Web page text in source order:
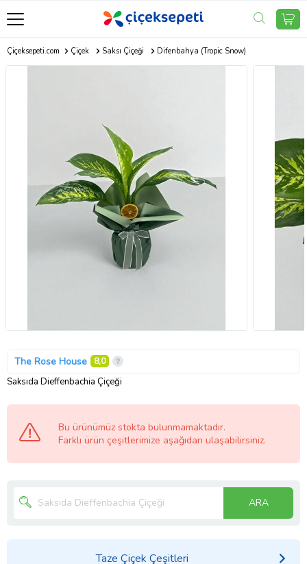
Çiçeksepeti.com Çiçek Saksı Çiçeği Difenbahya (Tropic Snow)
The Rose House 8,0
Saksıda Dieffenbachia Çiçeği
Bu ürünümüz stokta bulunmamaktadır.
Farklı ürün çeşitlerimize aşağıdan ulaşabilirsiniz.
ARA
Taze Çiçek Çeşitleri